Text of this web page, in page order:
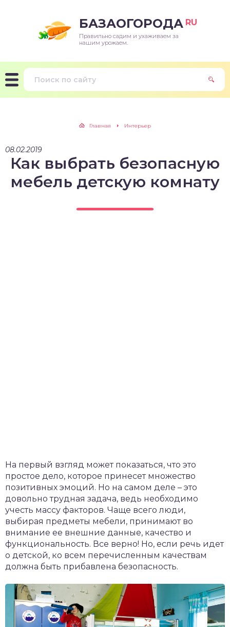
БАЗАОГОРОДА RU
Правильно садим и ухаживаем за
нашим урожаем.
Главная Интерьер
08.02.2019
Как выбрать безопасную
мебель детскую комнату
На первый взгляд может показаться, что это
простое дело, которое принесет множество
позитивных эмоций. Но на самом деле – это
довольно трудная задача, ведь необходимо
учесть массу факторов. Чаще всего люди,
выбирая предметы мебели, принимают во
внимание ее внешние данные, качество и
функциональность. Все верно! Но, если речь идет
о детской, ко всем перечисленным качествам
должна быть прибавлена безопасность.